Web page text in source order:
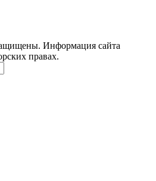
Информация сайта
правах.